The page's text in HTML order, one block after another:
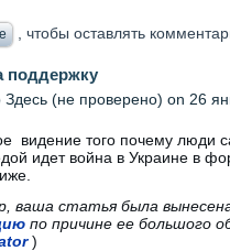
, чтобы оставлять
поддержку
(не проверено) on 26
видение того почему люди
идет война в Украине в
ваша статья была
по причине ее большого
)